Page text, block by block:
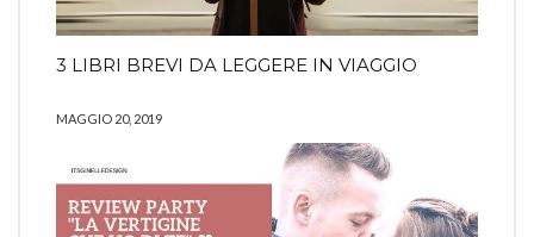
3 LIBRI BREVI DA LEGGERE IN VIAGGIO
MAGGIO 20, 2019